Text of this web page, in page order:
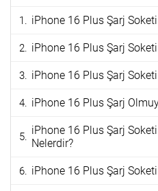
iPhone 16 Plus Şarj
iPhone 16 Plus Şarj
iPhone 16 Plus Şarj Soketi
iPhone 16 Plus Şarj
iPhone 16 Plus Şarj Soketi
Nelerdir?
iPhone 16 Plus Şarj Soketi